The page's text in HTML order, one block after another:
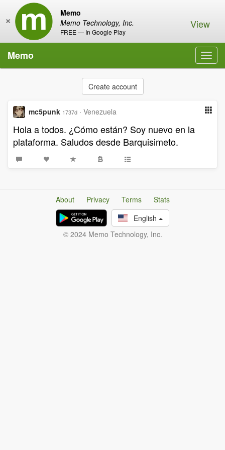
Memo
Memo Technology, Inc.
FREE — In Google Play
× View
Memo
Create account
mc5punk 1737d · Venezuela
Hola a todos. ¿Cómo están? Soy nuevo en la
plataforma. Saludos desde Barquisimeto.
About Privacy Terms
Stats
English
© 2024 Memo Technology, Inc.